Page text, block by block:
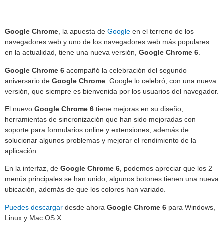
Google Chrome , la apuesta de Google en el terreno de los
navegadores web y uno de los navegadores web más populares
en la actualidad, tiene una nueva versión, Google Chrome 6
Google Chrome 6 acompañó la celebración del segundo
aniversario de Google Chrome . Google lo celebró, con una nueva
versión, que siempre es bienvenida por los usuarios del navegador.
El nuevo Google Chrome 6 tiene mejoras en su diseño,
herramientas de sincronización que han sido mejoradas con
soporte para formularios online y extensiones, además de
solucionar algunos problemas y mejorar el rendimiento de la
aplicación.
En la interfaz, de Google Chrome 6, podemos apreciar que los 2
menús principales se han unido, algunos botones tienen una nueva
ubicación, además de que los colores han variado.
Puedes descargar desde ahora Google Chrome 6 para Windows,
Linux y Mac OS X.